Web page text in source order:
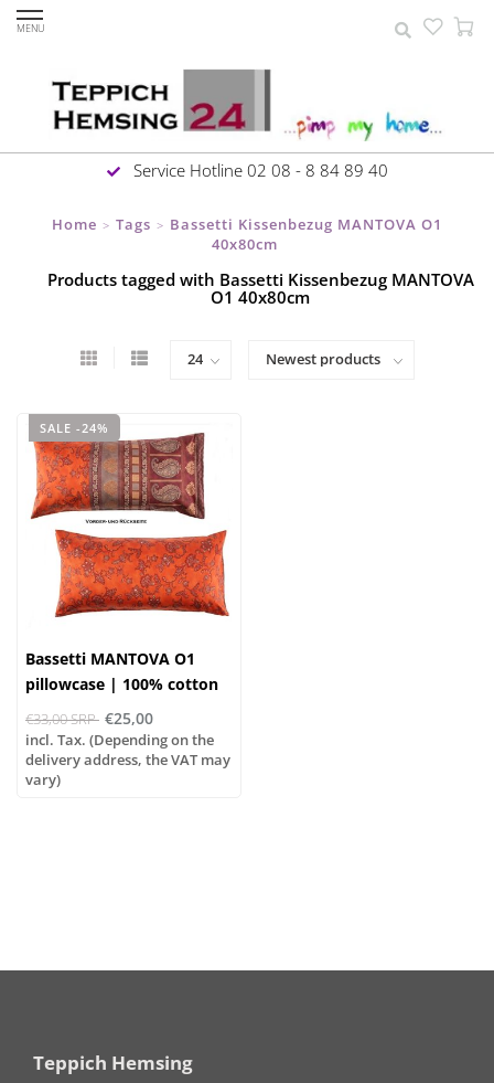
MENU
Service Hotline 02 08 - 8 84 89 40
Home > Tags > Bassetti Kissenbezug MANTOVA O1
40x80cm
Products tagged with Bassetti Kissenbezug MANTOVA
O1 40x80cm
SALE -24%
Bassetti MANTOVA O1
pillowcase | 100% cotton
€33,00 SRP €25,00
incl. Tax. (Depending on the
delivery address, the VAT may
vary)
Teppich Hemsing